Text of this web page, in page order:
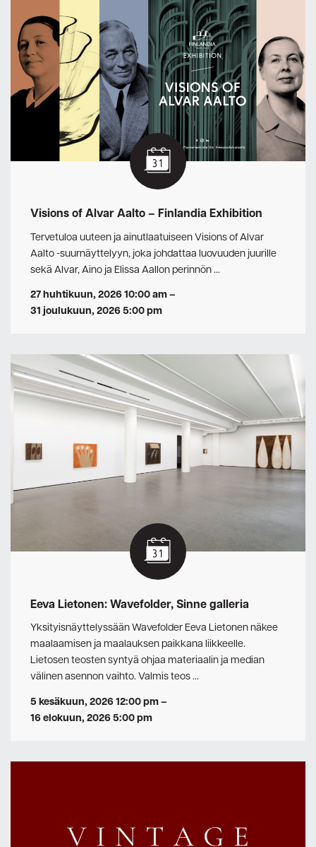
Visions of Alvar Aalto – Finlandia Exhibition
Tervetuloa uuteen ja ainutlaatuiseen Visions of Alvar
Aalto -suurnäyttelyyn, joka johdattaa luovuuden juurille
sekä Alvar, Aino ja Elissa Aallon perinnön …
27 huhtikuun, 2026 10:00 am–
31 joulukuun, 2026 5:00 pm
Eeva Lietonen: Wavefolder, Sinne galleria
Yksityisnäyttelyssään Wavefolder Eeva Lietonen näkee
maalaamisen ja maalauksen paikkana liikkeelle.
Lietosen teosten syntyä ohjaa materiaalin ja median
välinen asennon vaihto. Valmis teos …
5 kesäkuun, 2026 12:00 pm–
16 elokuun, 2026 5:00 pm